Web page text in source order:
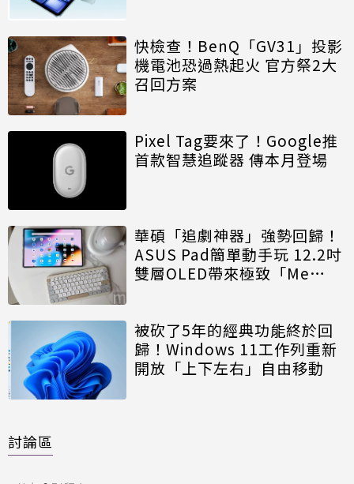
快檢查！BenQ「GV31」投影
機電池恐過熱起火 官方祭2大
召回方案
Pixel Tag要來了！Google推
首款智慧追蹤器 傳本月登場
華碩「追劇神器」強勢回歸！
ASUS Pad簡單動手玩 12.2吋
雙層OLED帶來極致「Me
被砍了5年的經典功能終於回
歸！Windows 11工作列重新
開放「上下左右」自由移動
討論區